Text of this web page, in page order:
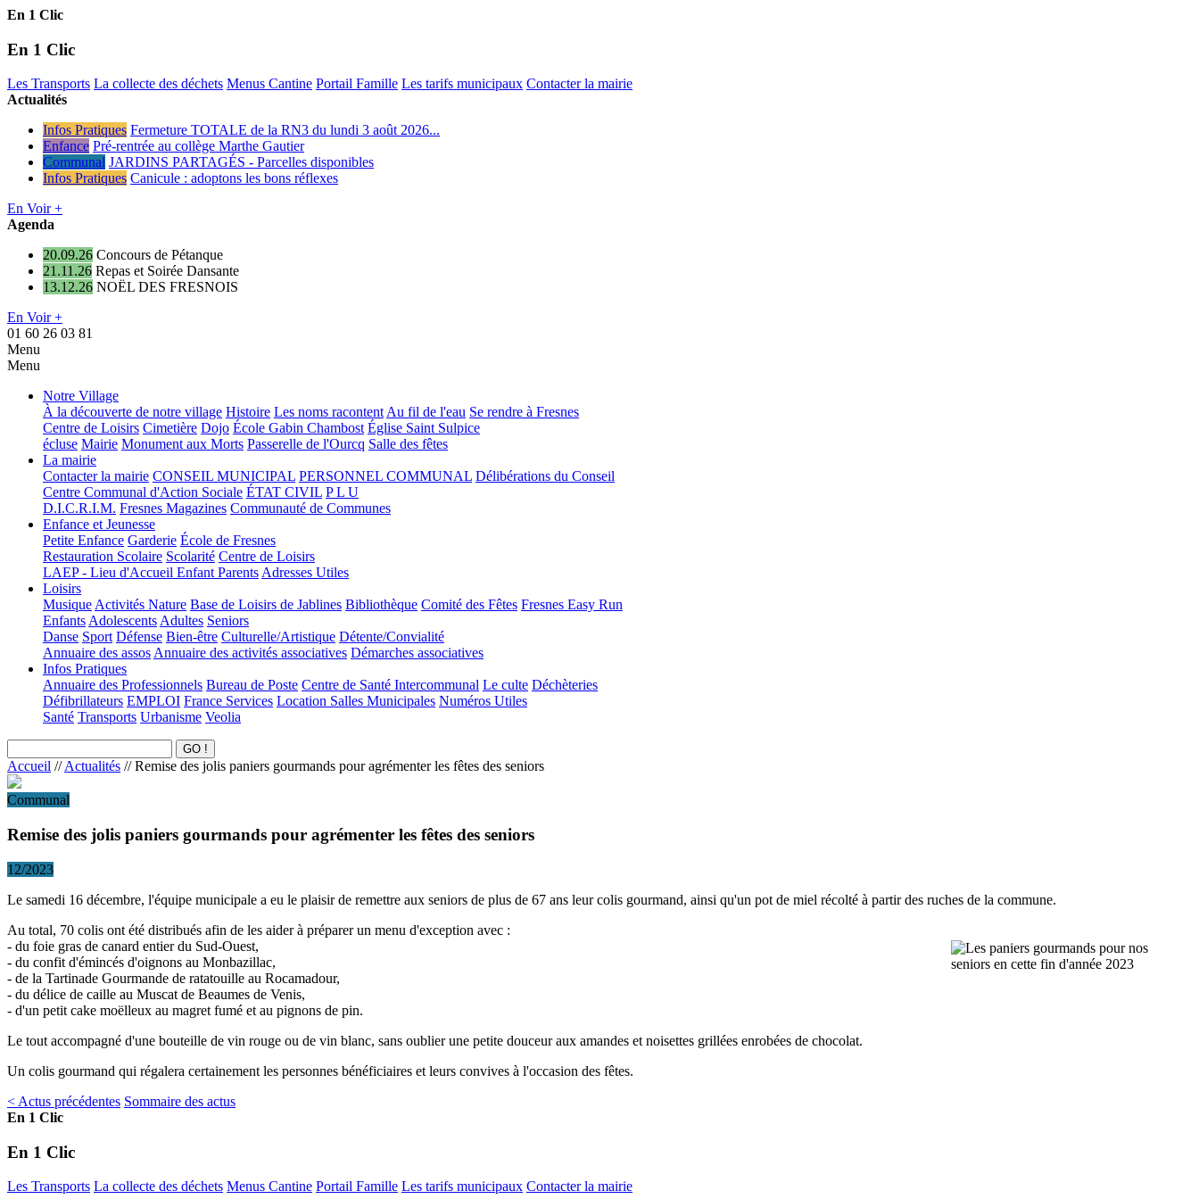
En 1 Clic
En 1 Clic
Les Transports La collecte des déchets Menus Cantine Portail Famille Les tarifs municipaux Contacter la mairie
Actualités
Infos Pratiques Fermeture TOTALE de la RN3 du lundi 3 août 2026...
Enfance Pré-rentrée au collège Marthe Gautier
Communal JARDINS PARTAGÉS - Parcelles disponibles
Infos Pratiques Canicule : adoptons les bons réflexes
En Voir +
Agenda
20.09.26 Concours de Pétanque
21.11.26 Repas et Soirée Dansante
13.12.26 NOËL DES FRESNOIS
En Voir +
01 60 26 03 81
Menu
Menu
Notre Village
À la découverte de notre village Histoire Les noms racontentAu fil de l'eau Se rendre à Fresnes
Centre de Loisirs Cimetière Dojo École Gabin Chambost Église Saint Sulpice
écluse Mairie Monument aux Morts Passerelle de l'Ourcq Salle des fêtes
La mairie
Contacter la mairie CONSEIL MUNICIPAL PERSONNEL COMMUNAL Délibérations du Conseil
Centre Communal d'Action Sociale ÉTAT CIVIL P L U
D.I.C.R.I.M. Fresnes Magazines Communauté de Communes
Enfance et Jeunesse
Petite Enfance Garderie École de Fresnes
Restauration Scolaire Scolarité Centre de Loisirs
LAEP - Lieu d'Accueil Enfant ParentsAdresses Utiles
Loisirs
MusiqueActivités Nature Base de Loisirs de Jablines Bibliothèque Comité des Fêtes Fresnes Easy Run
EnfantsAdolescentsAdultes Seniors
Danse Sport Défense Bien-être Culturelle/Artistique Détente/Convialité
Annuaire des assosAnnuaire des activités associatives Démarches associatives
Infos Pratiques
Annuaire des Professionnels Bureau de Poste Centre de Santé Intercommunal Le culte Déchèteries
Défibrillateurs EMPLOI France Services Location Salles Municipales Numéros Utiles
Santé Transports Urbanisme Veolia
Accueil //Actualités // Remise des jolis paniers gourmands pour agrémenter les fêtes des seniors
Communal
Remise des jolis paniers gourmands pour agrémenter les fêtes des seniors
12/2023
Le samedi 16 décembre, l'équipe municipale a eu le plaisir de remettre aux seniors de plus de 67 ans leur colis gourmand, ainsi qu'un pot de miel récolté à partir des ruches de la commune.
Au total, 70 colis ont été distribués afin de les aider à préparer un menu d'exception avec :
- du foie gras de canard entier du Sud-Ouest,
- du confit d'émincés d'oignons au Monbazillac,
- de la Tartinade Gourmande de ratatouille au Rocamadour,
- du délice de caille au Muscat de Beaumes de Venis,
- d'un petit cake moëlleux au magret fumé et au pignons de pin.
Le tout accompagné d'une bouteille de vin rouge ou de vin blanc, sans oublier une petite douceur aux amandes et noisettes grillées enrobées de chocolat.
Un colis gourmand qui régalera certainement les personnes bénéficiaires et leurs convives à l'occasion des fêtes.
< Actus précédentes Sommaire des actus
En 1 Clic
En 1 Clic
Les Transports La collecte des déchets Menus Cantine Portail Famille Les tarifs municipaux Contacter la mairie